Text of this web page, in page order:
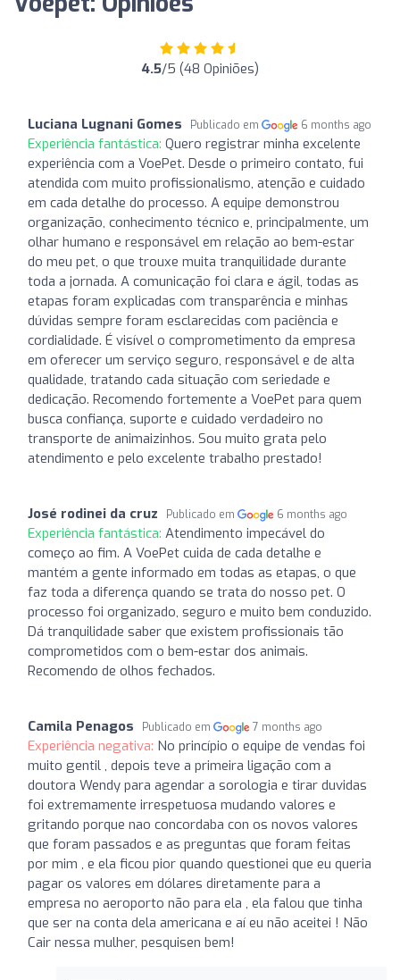
4.5/5 (48 Opiniões)
Luciana Lugnani Gomes Publicado em 6 months ago
Experiência fantástica: Quero registrar minha excelente
experiência com a VoePet. Desde o primeiro contato, fui
atendida com muito profissionalismo, atenção e cuidado
em cada detalhe do processo. A equipe demonstrou
organização, conhecimento técnico e, principalmente, um
olhar humano e responsável em relação ao bem-estar
do meu pet, o que trouxe muita tranquilidade durante
toda a jornada. A comunicação foi clara e ágil, todas as
etapas foram explicadas com transparência e minhas
dúvidas sempre foram esclarecidas com paciência e
cordialidade. É visível o comprometimento da empresa
em oferecer um serviço seguro, responsável e de alta
qualidade, tratando cada situação com seriedade e
dedicação. Recomendo fortemente a VoePet para quem
busca confiança, suporte e cuidado verdadeiro no
transporte de animaizinhos. Sou muito grata pelo
atendimento e pelo excelente trabalho prestado!
José rodinei da cruz Publicado em 6 months ago
Experiência fantástica: Atendimento impecável do
começo ao fim. A VoePet cuida de cada detalhe e
mantém a gente informado em todas as etapas, o que
faz toda a diferença quando se trata do nosso pet. O
processo foi organizado, seguro e muito bem conduzido.
Dá tranquilidade saber que existem profissionais tão
comprometidos com o bem-estar dos animais.
Recomendo de olhos fechados.
Camila Penagos Publicado em 7 months ago
Experiência negativa: No princípio o equipe de vendas foi
muito gentil , depois teve a primeira ligação com a
doutora Wendy para agendar a sorologia e tirar duvidas
foi extremamente irrespetuosa mudando valores e
gritando porque nao concordaba con os novos valores
que foram passados e as preguntas que foram feitas
por mim , e ela ficou pior quando questionei que eu queria
pagar os valores em dólares diretamente para a
empresa no aeroporto não para ela , ela falou que tinha
que ser na conta dela americana e aí eu não aceitei ! Não
Cair nessa mulher, pesquisen bem!